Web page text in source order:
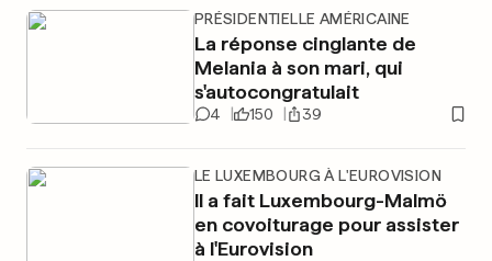
PRÉSIDENTIELLE AMÉRICAINE
La réponse cinglante de
Melania à son mari, qui
s'autocongratulait
4 150 39
LE LUXEMBOURG À L'EUROVISION
Il a fait Luxembourg-Malmö
en covoiturage pour assister
à l'Eurovision